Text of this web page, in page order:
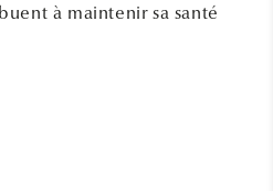
à maintenir sa santé